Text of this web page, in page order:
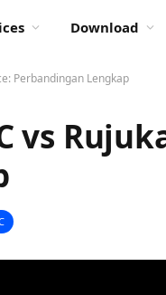
Download
Perbandingan Lengkap
vs